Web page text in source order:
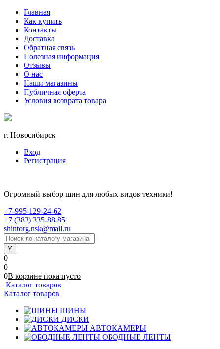
Главная
Как купить
Контакты
Доставка
Обратная связь
Полезная информация
Отзывы
О нас
Наши магазины
Публичная оферта
Условия возврата товара
г. Новосибирск
Вход
Регистрация
Огромный выбор шин для любых видов техники!
+7-995-129-24-62
+7 (383) 335-88-85
shintorg.nsk@mail.ru
0
0
0В корзине пока пусто
Каталог товаров
Каталог товаров
ШИНЫ
ДИСКИ
АВТОКАМЕРЫ
ОБОДНЫЕ ЛЕНТЫ